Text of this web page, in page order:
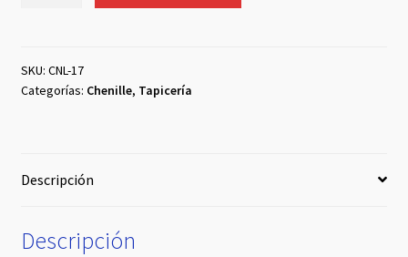
SKU: CNL-17
Categorías: Chenille, Tapicería
Descripción
Descripción